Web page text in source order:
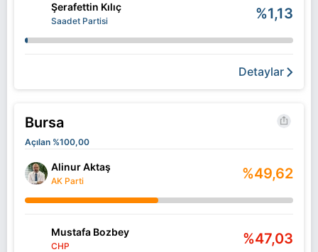
Şerafettin Kılıç
Saadet Partisi %1,13
Detaylar
Bursa
Açılan %100,00
Alinur Aktaş
AK Parti %49,62
Mustafa Bozbey
CHP %47,03